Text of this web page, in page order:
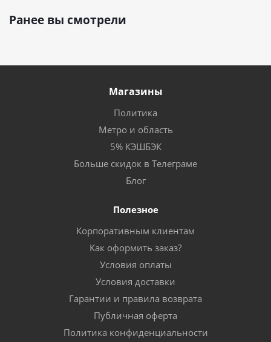
Ранее вы смотрели
Магазины
Политика
Метро и область
5% КЭШБЭК
Больше скидок в Телеграме
Блог
Полезное
Корпоративным клиентам
Как оформить заказ?
Условия оплаты
Условия доставки
Гарантии и правила возврата
Публичная оферта
Политика конфиденциальности